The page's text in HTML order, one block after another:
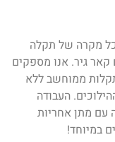
מקרה של תקלה
קאר גיר. אנו מספקים
ממוחשב ללא
העבודה
עם מתן אחריות